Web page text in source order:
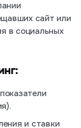
сайт или
в социальных
и ставки